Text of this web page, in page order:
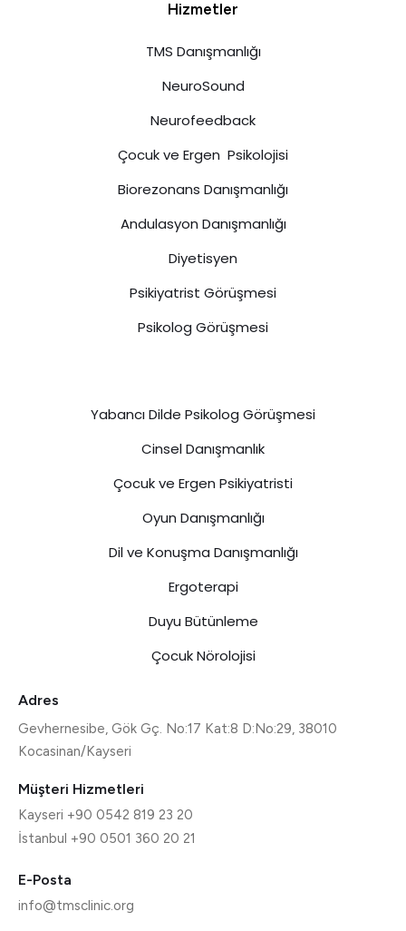
Hizmetler
TMS Danışmanlığı
NeuroSound
Neurofeedback
Çocuk ve Ergen Psikolojisi
Biorezonans Danışmanlığı
Andulasyon Danışmanlığı
Diyetisyen
Psikiyatrist Görüşmesi
Psikolog Görüşmesi
Yabancı Dilde Psikolog Görüşmesi
Cinsel Danışmanlık
Çocuk ve Ergen Psikiyatristi
Oyun Danışmanlığı
Dil ve Konuşma Danışmanlığı
Ergoterapi
Duyu Bütünleme
Çocuk Nörolojisi
Adres
Gevhernesibe, Gök Gç. No:17 Kat:8 D:No:29, 38010
Kocasinan/Kayseri
Müşteri Hizmetleri
Kayseri +90 0542 819 23 20
İstanbul +90 0501 360 20 21
E-Posta
info@tmsclinic.org